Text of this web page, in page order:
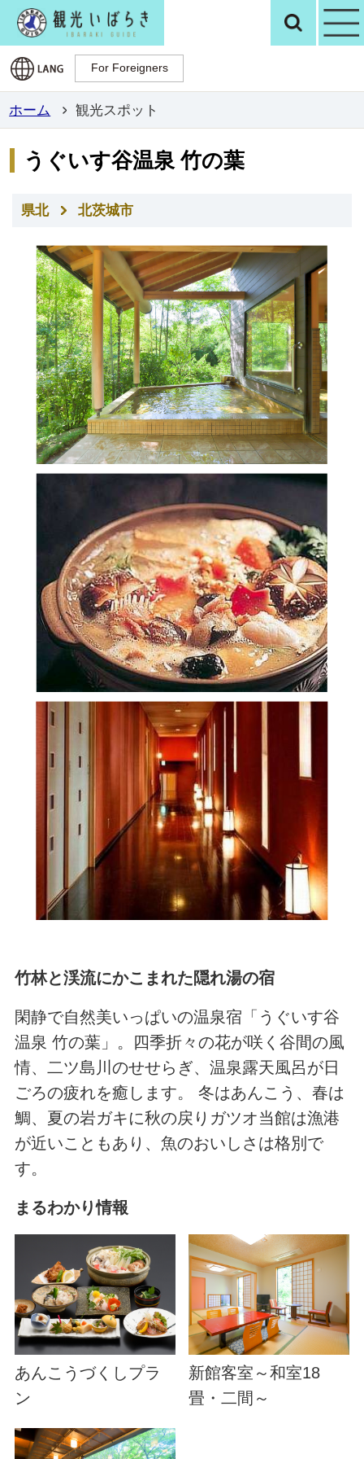
観光いばらき検
For Foreigners
For Foreigners
ホーム 観光スポット
うぐいす谷温泉 竹の葉
県北 北茨城市
竹林と渓流にかこまれた隠れ湯の宿
閑静で自然美いっぱいの温泉宿「うぐいす谷
温泉 竹の葉」。四季折々の花が咲く谷間の風
情、二ツ島川のせせらぎ、温泉露天風呂が日
ごろの疲れを癒します。 冬はあんこう、春は
鯛、夏の岩ガキに秋の戻りガツオ当館は漁港
が近いこともあり、魚のおいしさは格別で
す。
まるわかり情報
あんこうづくしプラ
ン
新館客室～和室18
畳・二間～